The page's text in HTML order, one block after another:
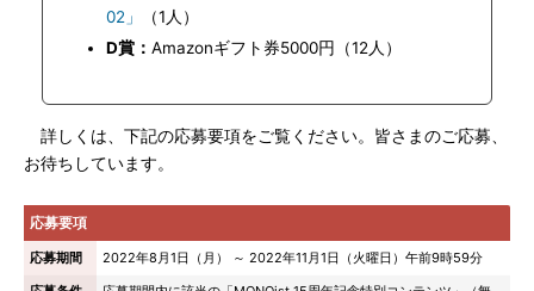
02」
（1人）
D賞： Amazonギフト券5000円（12人）
詳しくは、下記の応募要項をご覧ください。皆さまのご応募、
お待ちしています。
応募要項
応募期間
2022年8月1日（月） ～ 2022年11月1日（火曜日）午前9時59分